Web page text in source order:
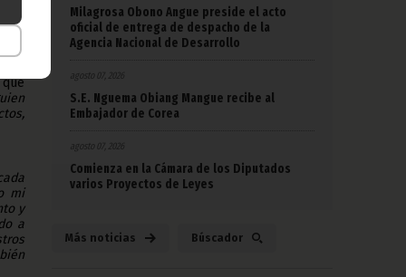
mi
y
a
Milagrosa Obono Angue preside el acto
oficial de entrega de despacho de la
Agencia Nacional de Desarrollo
agosto 07, 2026
S.E. Nguema Obiang Mangue recibe al
Embajador de Corea
agosto 07, 2026
Comienza en la Cámara de los Diputados
varios Proyectos de Leyes
Más noticias Búscador